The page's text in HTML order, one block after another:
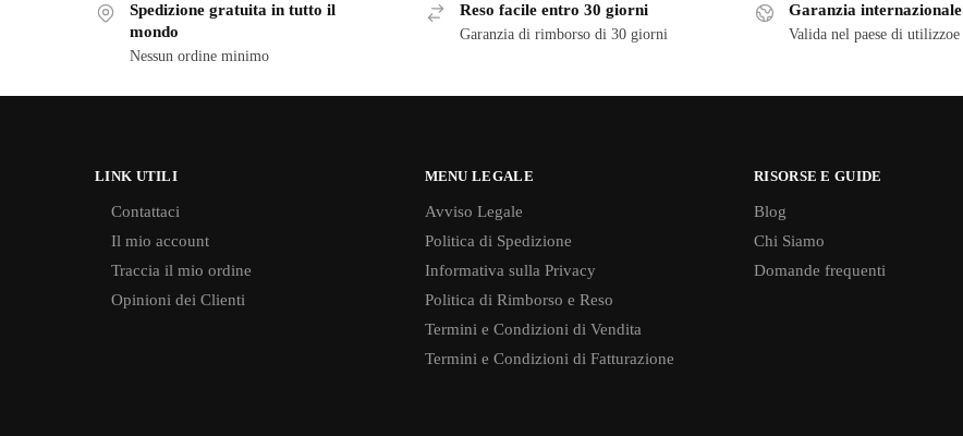
Spedizione gratuita in tutto il
mondo
Nessun ordine minimo
Reso facile entro 30 giorni
Garanzia di rimborso di 30 giorni
Garanzia internazionale
Valida nel paese di utilizzoe
LINK UTILI
Contattaci
Il mio account
Traccia il mio ordine
Opinioni dei Clienti
MENU LEGALE
Avviso Legale
Politica di Spedizione
Informativa sulla Privacy
Politica di Rimborso e Reso
Termini e Condizioni di Vendita
Termini e Condizioni di Fatturazione
RISORSE E GUIDE
Blog
Chi Siamo
Domande frequenti